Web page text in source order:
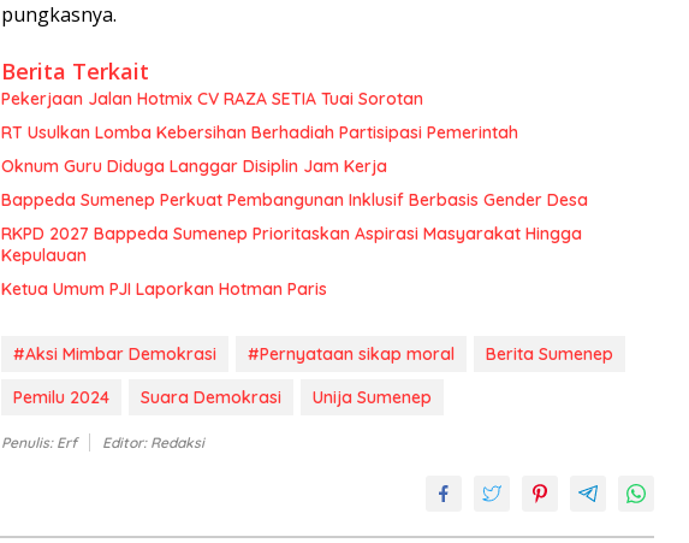
pungkasnya.
Berita Terkait
Pekerjaan Jalan Hotmix CV RAZA SETIA Tuai Sorotan
RT Usulkan Lomba Kebersihan Berhadiah Partisipasi Pemerintah
Oknum Guru Diduga Langgar Disiplin Jam Kerja
Bappeda Sumenep Perkuat Pembangunan Inklusif Berbasis Gender Desa
RKPD 2027 Bappeda Sumenep Prioritaskan Aspirasi Masyarakat Hingga
Kepulauan
Ketua Umum PJI Laporkan Hotman Paris
#Aksi Mimbar Demokrasi #Pernyataan sikap moral
Berita Sumenep
Pemilu 2024
Suara Demokrasi Unija Sumenep
Penulis: Erf Editor: Redaksi